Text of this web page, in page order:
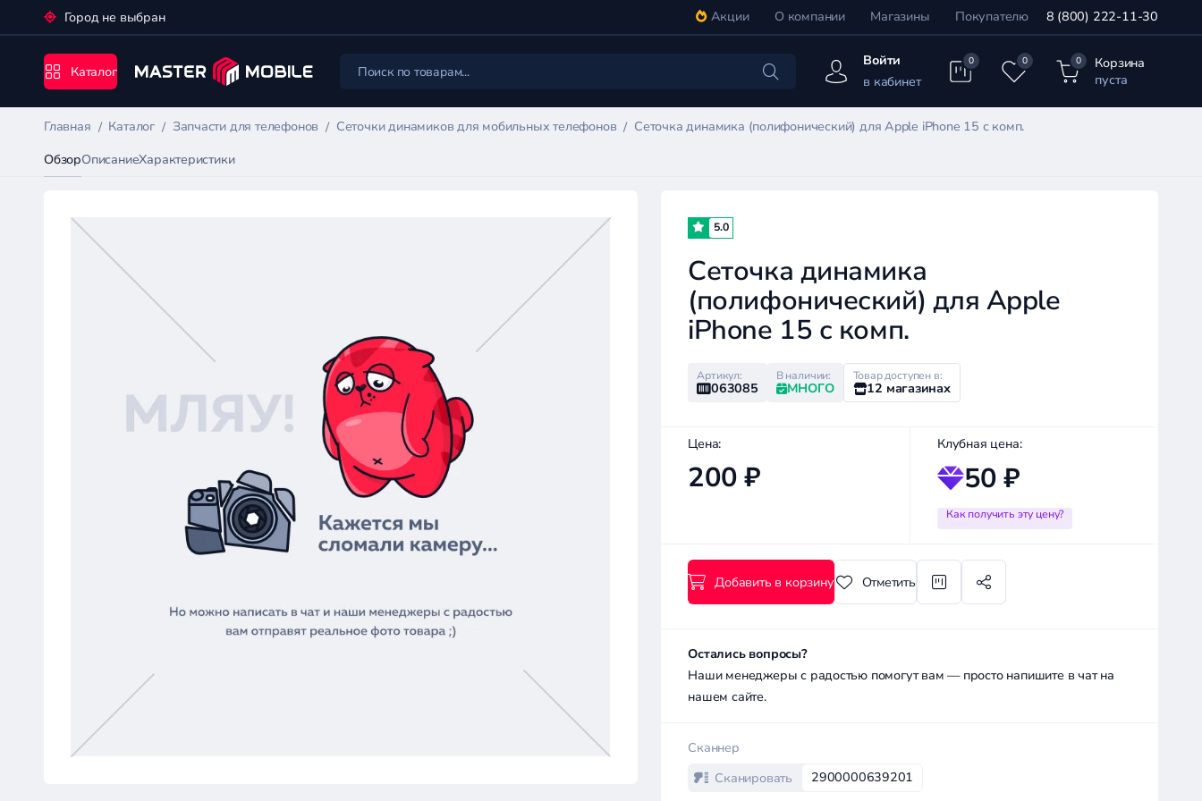
Город не выбран Акции О компании Магазины Покупателю 8 (800) 222-11-30
Каталог
Войти
в кабинет
0 0 0
Корзина
пуста
Главная Каталог Запчасти для телефонов Сеточки динамиков для мобильных телефонов
Сеточка динамика (полифонический) для Apple iPhone 15 с комп.
ОбзорОписаниеХарактеристики
5.0
Сеточка динамика
(полифонический) для Apple
iPhone 15 с комп.
Артикул:
063085
В наличии:
МНОГО
Товар доступен в:
12 магазинах
Цена:
200 ₽
Клубная цена:
50 ₽
Как получить эту цену?
Добавить в корзину Отметить
Остались вопросы?
Наши менеджеры с радостью помогут вам — просто напишите в чат на
нашем сайте.
Сканнер
Сканировать
2900000639201